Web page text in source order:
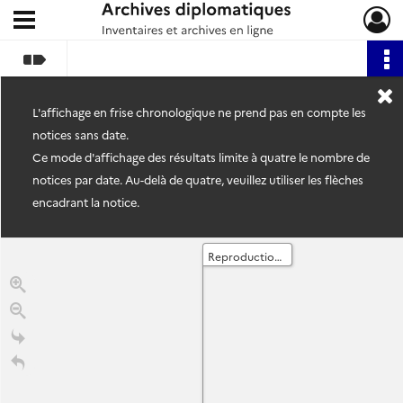
Archives diplomatiques
Ouvrir le menu déroulant
L'affichage en frise chronologique ne prend pas en compte les
notices sans date.
Ce mode d'affichage des résultats limite à quatre le nombre de
notices par date. Au-delà de quatre, veuillez utiliser les flèches
encadrant la notice.
Reproductions : albums verts